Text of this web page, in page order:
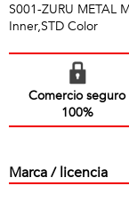
S001-ZURU METAL
Inner,STD Color
Comercio seguro
100%
Marca / licencia